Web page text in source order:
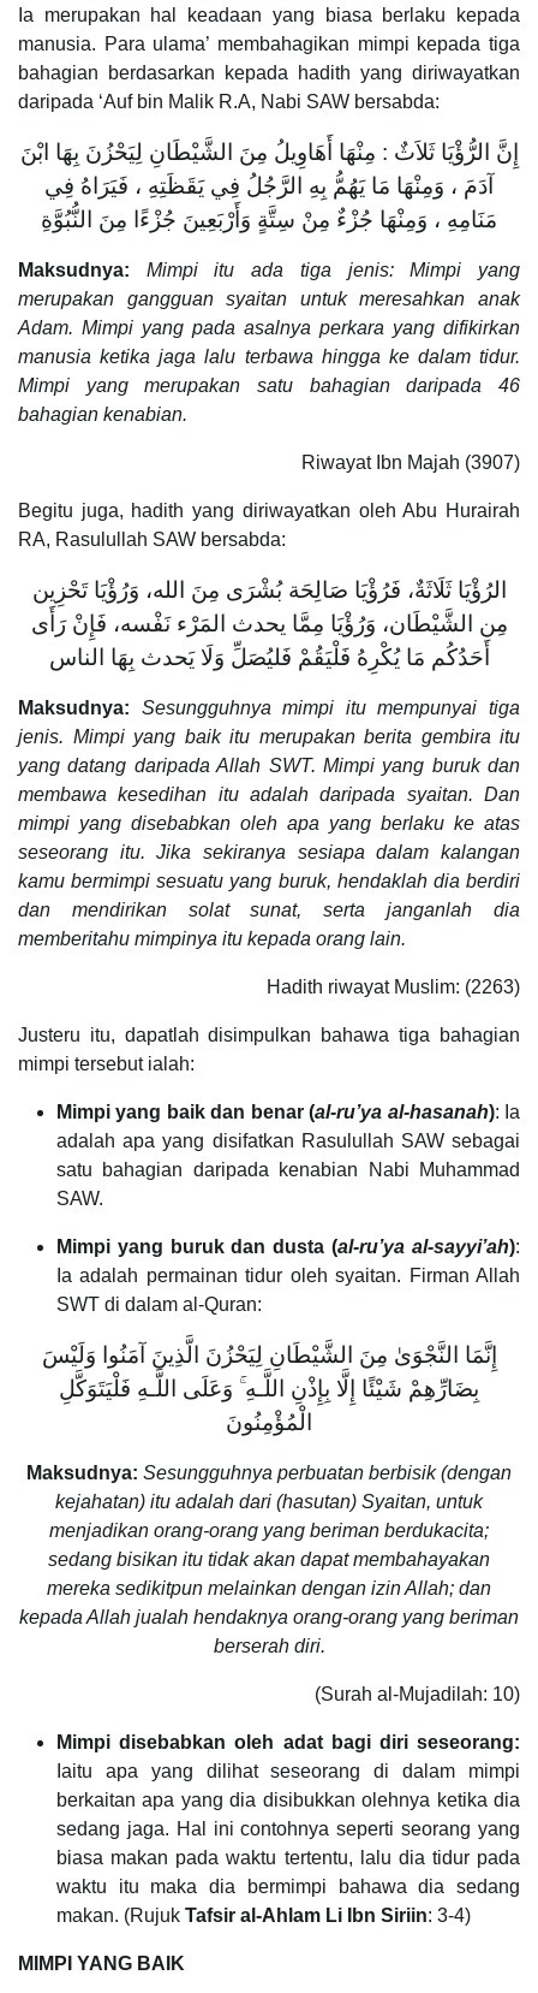
Ia merupakan hal keadaan yang biasa berlaku kepada
manusia. Para ulama’ membahagikan mimpi kepada tiga
bahagian berdasarkan kepada hadith yang diriwayatkan
daripada ‘Auf bin Malik R.A, Nabi SAW bersabda:
إِنَّ الرُّؤْيَا ثَلاَثٌ : مِنْهَا أَهَاوِيلُ مِنَ الشَّيْطَانِ لِيَحْزُنَ بِهَا ابْنَ
آدَمَ ، وَمِنْهَا مَا يَهُمُّ بِهِ الرَّجُلُ فِي يَقَظَتِهِ ، فَيَرَاهُ فِي
مَنَامِهِ ، وَمِنْهَا جُزْءٌ مِنْ سِتَّةٍ وَأَرْبَعِينَ جُزْءًا مِنَ النُّبُوَّةِ
Maksudnya:
Mimpi itu ada tiga jenis: Mimpi yang
merupakan gangguan syaitan untuk meresahkan anak
Adam. Mimpi yang pada asalnya perkara yang difikirkan
manusia ketika jaga lalu terbawa hingga ke dalam tidur.
Mimpi yang merupakan satu bahagian daripada 46
bahagian kenabian.
Riwayat Ibn Majah (3907)
Begitu juga, hadith yang diriwayatkan oleh Abu Hurairah
RA, Rasulullah SAW bersabda:
الرُؤْيَا ثَلَاثَةٌ، فَرُؤْيَا صَالِحَة بُشْرَى مِنَ الله، وَرُؤْيَا تَحْزِين
مِن الشَّيْطَان، وَرُؤْيَا مِمَّا يحدث المَرْء نَفْسه، فَإِنْ رَأَى
أَحَدُكُم مَا يُكْرِهُ فَلْيَقُمْ فَليُصَلِّ وَلَا يَحدث بِهَا الناس
Maksudnya: Sesungguhnya mimpi itu mempunyai tiga
jenis. Mimpi yang baik itu merupakan berita gembira itu
yang datang daripada Allah SWT. Mimpi yang buruk dan
membawa kesedihan itu adalah daripada syaitan. Dan
mimpi yang disebabkan oleh apa yang berlaku ke atas
seseorang itu. Jika sekiranya sesiapa dalam kalangan
kamu bermimpi sesuatu yang buruk, hendaklah dia berdiri
dan mendirikan solat sunat, serta janganlah dia
memberitahu mimpinya itu kepada orang lain.
Hadith riwayat Muslim: (2263)
Justeru itu, dapatlah disimpulkan bahawa tiga bahagian
mimpi tersebut ialah:
Mimpi yang baik dan benar (al-ru’ya al-hasanah): Ia
adalah apa yang disifatkan Rasulullah SAW sebagai
satu bahagian daripada kenabian Nabi Muhammad
SAW.
Mimpi yang buruk dan dusta (al-ru’ya al-sayyi’ah):
Ia adalah permainan tidur oleh syaitan. Firman Allah
SWT di dalam al-Quran:
إِنَّمَا النَّجْوَىٰ مِنَ الشَّيْطَانِ لِيَحْزُنَ الَّذِينَ آمَنُوا وَلَيْسَ
بِضَارِّهِمْ شَيْئًا إِلَّا بِإِذْنِ اللَّـهِ ۚ وَعَلَى اللَّـهِ فَلْيَتَوَكَّلِ
الْمُؤْمِنُونَ
Maksudnya: Sesungguhnya perbuatan berbisik (dengan
kejahatan) itu adalah dari (hasutan) Syaitan, untuk
menjadikan orang-orang yang beriman berdukacita;
sedang bisikan itu tidak akan dapat membahayakan
mereka sedikitpun melainkan dengan izin Allah; dan
kepada Allah jualah hendaknya orang-orang yang beriman
berserah diri.
(Surah al-Mujadilah: 10)
Mimpi disebabkan oleh adat bagi diri seseorang:
Iaitu apa yang dilihat seseorang di dalam mimpi
berkaitan apa yang dia disibukkan olehnya ketika dia
sedang jaga. Hal ini contohnya seperti seorang yang
biasa makan pada waktu tertentu, lalu dia tidur pada
waktu itu maka dia bermimpi bahawa dia sedang
makan. (Rujuk Tafsir al-Ahlam Li Ibn Siriin: 3-4)
MIMPI YANG BAIK